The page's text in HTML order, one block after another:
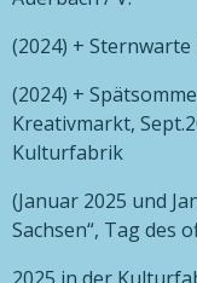
(2024) + Sternwarte
(2024) +
Kreativmarkt,
Kulturfabrik
(Januar 2025 und
Sachsen“, Tag des